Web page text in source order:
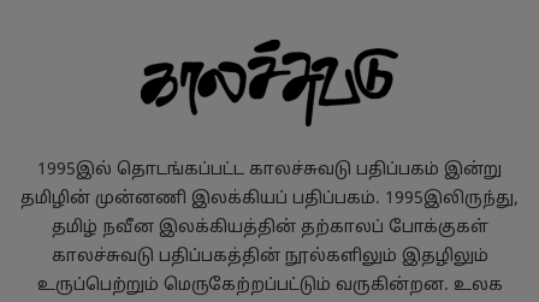
1995இல் தொடங்கப்பட்ட காலச்சுவடு பதிப்பகம் இன்று
தமிழின் முன்னணி இலக்கியப் பதிப்பகம். 1995இலிருந்து,
தமிழ் நவீன இலக்கியத்தின் தற்காலப் போக்குகள்
காலச்சுவடு பதிப்பகத்தின் நூல்களிலும் இதழிலும்
உருப்பெற்றும் மெருகேற்றப்பட்டும் வருகின்றன. உலக